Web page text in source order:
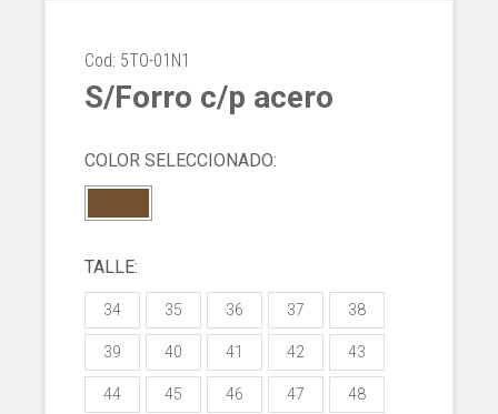
Cod: 5TO-01N1
S/Forro c/p acero
COLOR SELECCIONADO:
TALLE:
34 35 36 37 38
39 40 41 42 43
44 45 46 47 48